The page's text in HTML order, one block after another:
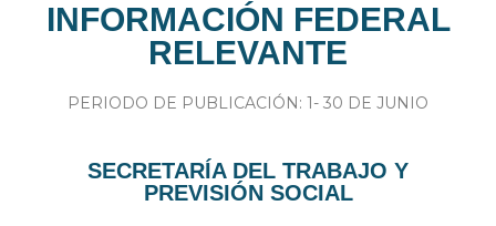
INFORMACIÓN FEDERAL
RELEVANTE
PERIODO DE PUBLICACIÓN: 1- 30 DE JUNIO
SECRETARÍA DEL TRABAJO Y
PREVISIÓN SOCIAL